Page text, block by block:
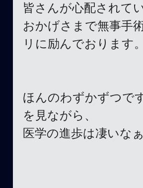
皆さんが心配されて
おかげさまで無事手
リに励んでおります。
ほんのわずかずつで
を見ながら、
医学の進歩は凄いなぁ